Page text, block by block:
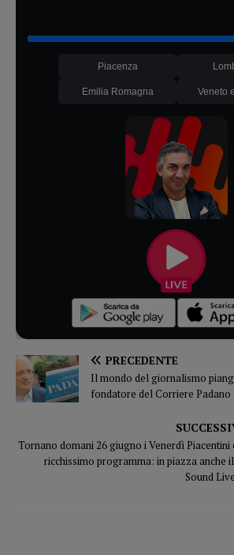
Piacenza
Emilia Romagna Veneto
PRECEDENTE
Il mondo del giornalismo
fondatore del Corriere Padano
Tornano domani 26 giugno i Venerdì Piacentini
ricchissimo programma: in piazza anche
Sound